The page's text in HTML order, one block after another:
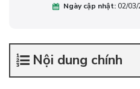
Ngày cập nhật:02/
Nội dung chính